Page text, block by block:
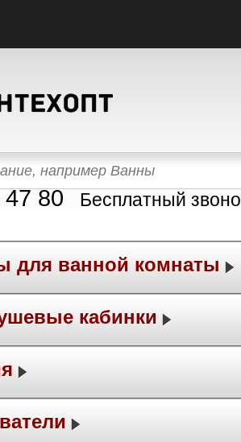
80 Бесплатный
для ванной комнаты
кабинки